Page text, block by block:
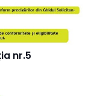
nr.5